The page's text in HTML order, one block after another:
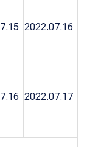
2022.07.16
2022.07.17